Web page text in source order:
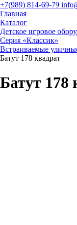
+7(989) 814-69-79
Главная
Каталог
Детское игровое
Серия «Классик»
Встраиваемые
Батут 178 квадрат
Батут 178